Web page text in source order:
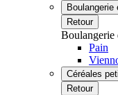
Boulangerie
Retour
Boulangerie
Pain
Céréales
Retour